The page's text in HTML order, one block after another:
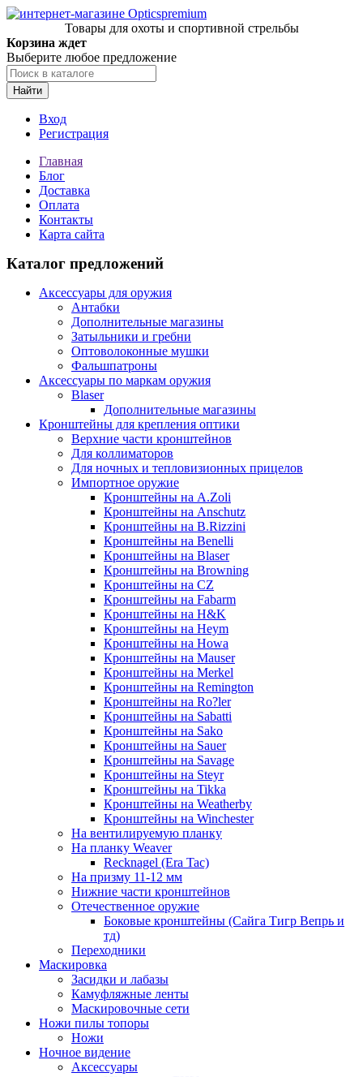
Товары для охоты и спортивной стрельбы
Корзина ждет
Выберите любое предложение
Найти
Вход
Регистрация
Главная
Блог
Доставка
Оплата
Контакты
Карта сайта
Каталог предложений
Аксессуары для оружия
Антабки
Дополнительные магазины
Затыльники и гребни
Оптоволоконные мушки
Фальшпатроны
Аксессуары по маркам оружия
Blaser
Дополнительные магазины
Кронштейны для крепления оптики
Верхние части кронштейнов
Для коллиматоров
Для ночных и тепловизионных прицелов
Импортное оружие
Кронштейны на A.Zoli
Кронштейны на Anschutz
Кронштейны на B.Rizzini
Кронштейны на Benelli
Кронштейны на Blaser
Кронштейны на Browning
Кронштейны на CZ
Кронштейны на Fabarm
Кронштейны на H&K
Кронштейны на Heym
Кронштейны на Howa
Кронштейны на Mauser
Кронштейны на Merkel
Кронштейны на Remington
Кронштейны на Ro?ler
Кронштейны на Sabatti
Кронштейны на Sako
Кронштейны на Sauer
Кронштейны на Savage
Кронштейны на Steyr
Кронштейны на Tikka
Кронштейны на Weatherby
Кронштейны на Winchester
На вентилируемую планку
На планку Weaver
Recknagel (Era Tac)
На призму 11-12 мм
Нижние части кронштейнов
Отечественное оружие
Боковые кронштейны (Сайга Тигр Вепрь и
тд)
Переходники
Маскировка
Засидки и лабазы
Камуфляжные ленты
Маскировочные сети
Ножи пилы топоры
Ножи
Ночное видение
Аксессуары